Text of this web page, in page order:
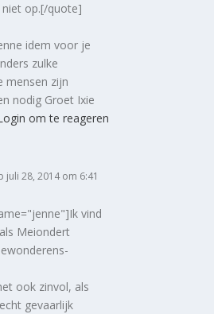
op.[/quote]
idem voor je
zulke
mensen zijn
nodig Groet Ixie
om te reageren
juli 28, 2014 om 6:41
vind
Meiondert
ook zinvol, als
gevaarlijk